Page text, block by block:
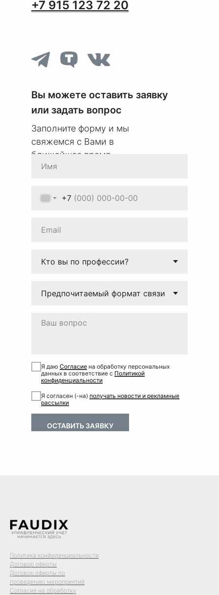
+7 915 123 72 20
Вы можете оставить заявку
или задать вопрос
Заполните форму и мы
свяжемся с Вами в
ближайшее время
+7
Я даю Согласие на обработку персональных
данных в соответствие с Политикой
конфиденциальности
Я согласен (-на) получать новости и рекламные
рассылки
ОСТАВИТЬ ЗАЯВКУ
Политика конфиденциальности
Договор оферты
Договор оферты по
проведению мероприятий
Согласие на обработку